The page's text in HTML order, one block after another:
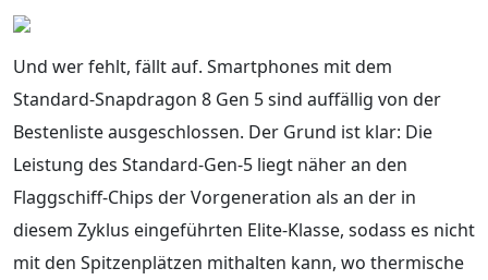
Und wer fehlt, fällt auf. Smartphones mit dem
Standard-Snapdragon 8 Gen 5 sind auffällig von der
Bestenliste ausgeschlossen. Der Grund ist klar: Die
Leistung des Standard-Gen-5 liegt näher an den
Flaggschiff-Chips der Vorgeneration als an der in
diesem Zyklus eingeführten Elite-Klasse, sodass es nicht
mit den Spitzenplätzen mithalten kann, wo thermische